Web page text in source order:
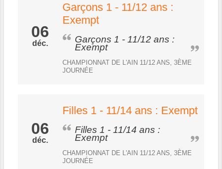
06
déc.
Garçons 1 - 11/12 ans :
Exempt
Garçons 1 - 11/12 ans :
Exempt
CHAMPIONNAT DE L'AIN 11/12 ANS, 3ÈME
JOURNÉE
06
déc.
Filles 1 - 11/14 ans : Exempt
Filles 1 - 11/14 ans :
Exempt
CHAMPIONNAT DE L'AIN 11/12 ANS, 3ÈME
JOURNÉE